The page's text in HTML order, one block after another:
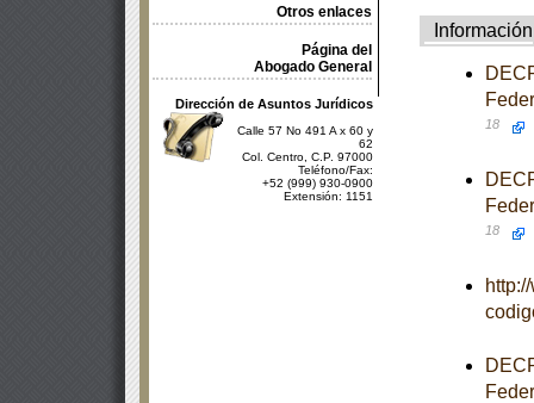
Otros enlaces
Página del
Abogado General
Dirección de Asuntos Jurídicos
Calle 57 No 491 A x 60 y
62
Col. Centro, C.P. 97000
Teléfono/Fax:
+52 (999) 930-0900
Extensión: 1151
Información
18
18